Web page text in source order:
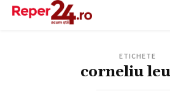
ETICHETE
corneliu